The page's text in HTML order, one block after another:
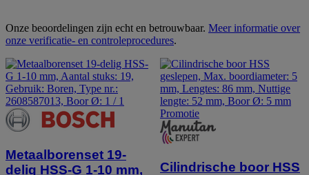
Onze beoordelingen zijn echt en betrouwbaar. Meer informatie over
onze verificatie- en controleprocedures.
Metaalborenset 19-
delig HSS-G 1-10 mm,
Promotie
Cilindrische boor HSS